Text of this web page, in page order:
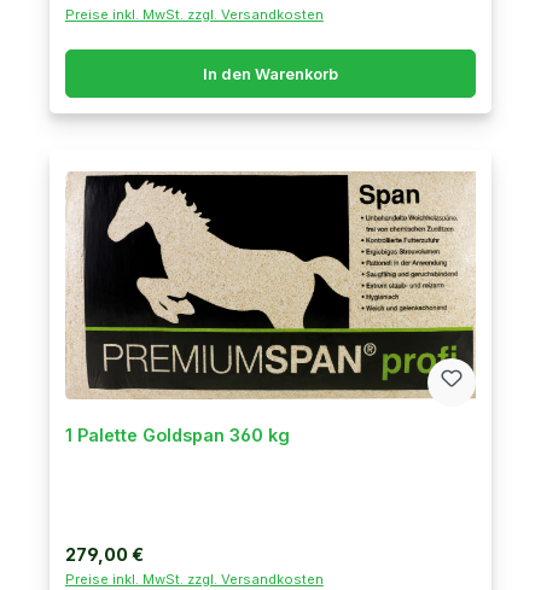
Preise inkl. MwSt. zzgl. Versandkosten
In den Warenkorb
1 Palette Goldspan 360 kg
Regulärer Preis:
279,00 €
Preise inkl. MwSt. zzgl. Versandkosten